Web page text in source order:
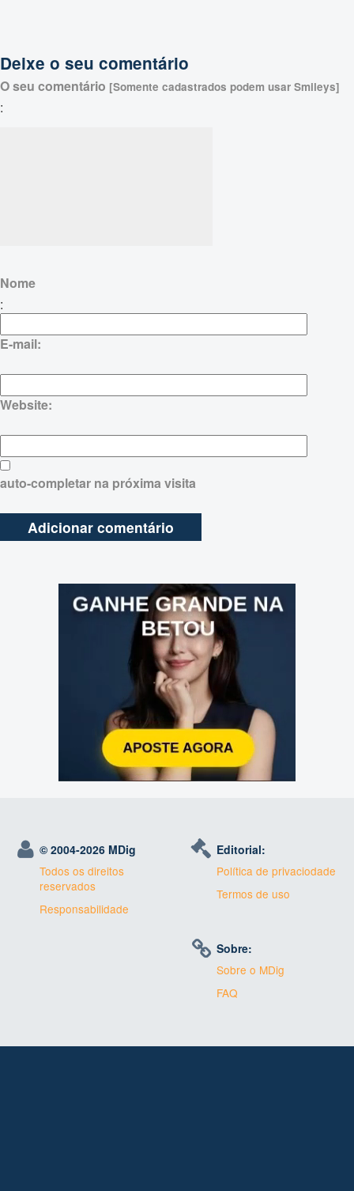
Deixe o seu comentário
O seu comentário [Somente cadastrados podem usar Smileys]
:
Nome
:
E-mail:
Website:
auto-completar na próxima visita
© 2004-2026 MDig
Todos os direitos
reservados
Responsabilidade
Editorial:
Política de privaciodade
Termos de uso
Sobre:
Sobre o MDig
FAQ